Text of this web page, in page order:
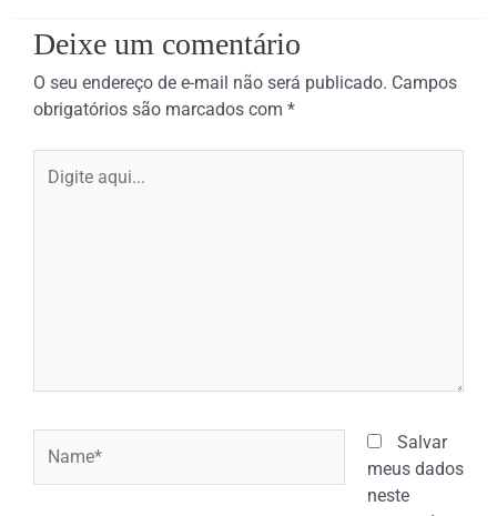
Deixe um comentário
O seu endereço de e-mail não será publicado. Campos
obrigatórios são marcados com *
aqui...
Salvar
meus dados
neste